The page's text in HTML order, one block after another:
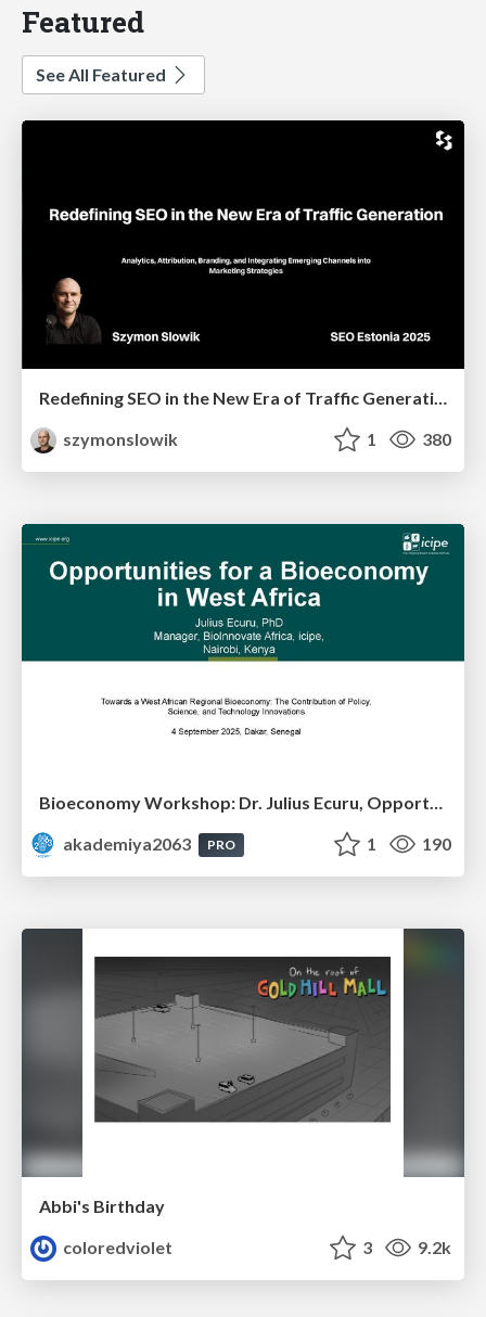
Featured
See All Featured
Redefining SEO in the New Era of Traffic Generation
szymonslowik
1 380
Bioeconomy Workshop: Dr. Julius Ecuru, Opportunities for a Bioeconomy in West Africa
akademiya2063
PRO 1 190
Abbi's Birthday
coloredviolet
3 9.2k